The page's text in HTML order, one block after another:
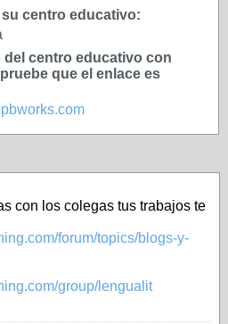
centro educativo:
del centro educativo con
que el enlace es
con los colegas tus trabajos te
forum/topics/blogs-y-
group/lengualit